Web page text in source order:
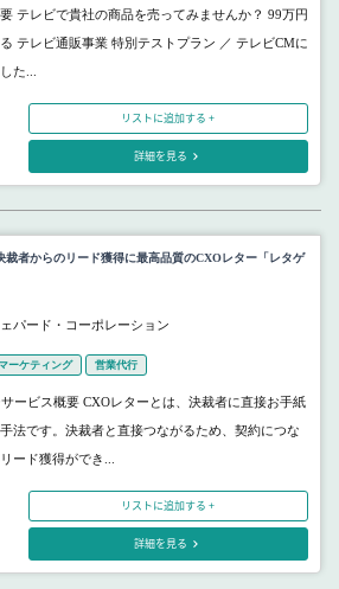
テレビで貴社の商品を売ってみませんか？ 99万円
テレビ通販事業 特別テストプラン ／ テレビCMに
た...
リストに追加する +
詳細を見る
裁者からのリード獲得に最高品質のCXOレター「レタゲ
パード・コーポレーション
ーケティング 営業代行
ービス概要 CXOレターとは、決裁者に直接お手紙
法です。決裁者と直接つながるため、契約につな
ード獲得ができ...
リストに追加する +
詳細を見る